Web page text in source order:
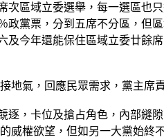
區域立委選舉，每一選區也只
政黨票，分到五席不分區，但
今年還能保住區域立委廿餘
地氣，回應民眾需求，黨主席
，卡位及搶占角色，內部縫
威權欲望，但如另一大黨始終